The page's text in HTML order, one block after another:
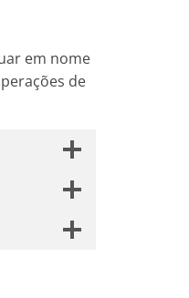
em nome
de